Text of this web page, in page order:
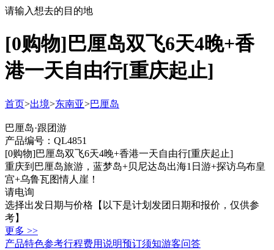
请输入想去的目的地
[0购物]巴厘岛双飞6天4晚+香
港一天自由行[重庆起止]
首页>出境>东南亚>巴厘岛
巴厘岛·跟团游
产品编号：QL4851
[0购物]巴厘岛双飞6天4晚+香港一天自由行[重庆起止]
重庆到巴厘岛旅游，蓝梦岛+贝尼达岛出海1日游+探访乌布皇
宫+乌鲁瓦图情人崖！
请电询
选择出发日期与价格 【以下是计划发团日期和报价，仅供参
考】
更多 >>
产品特色参考行程费用说明预订须知游客问答